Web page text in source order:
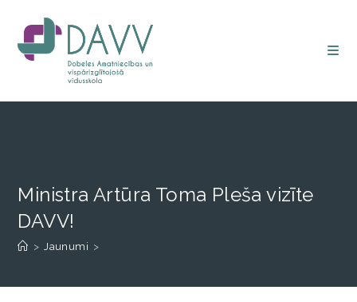
Ministra Artūra Toma Pleša vizīte
DAVV!
> Jaunumi >